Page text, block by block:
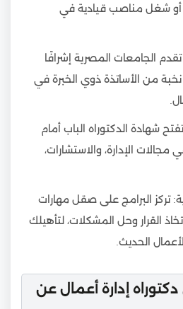
أو شغل مناصب قيادية في
الجامعات المصرية إشرافًا
من الأساتذة ذوي الخبرة في
شهادة الدكتوراه الباب أمام
مجالات الإدارة، والاستشارات،
تركز البرامج على صقل مهارات
القرار وحل المشكلات، لتأهيلك
الحديث.
إدارة أعمال عن